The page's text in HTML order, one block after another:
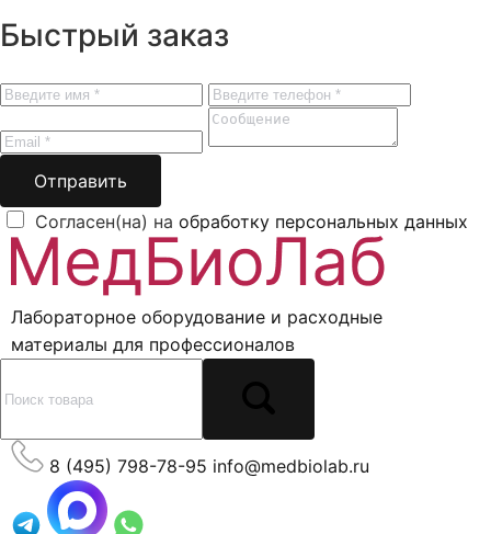
Быстрый заказ
Отправить
Согласен(на) на обработку персональных данных
Лабораторное оборудование и расходные
материалы для профессионалов
8 (495) 798-78-95 info@medbiolab.ru